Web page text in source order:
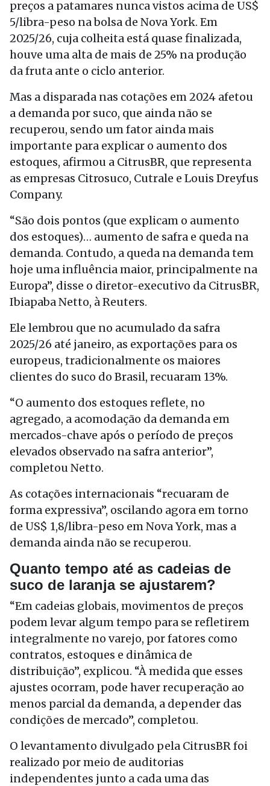
preços a patamares nunca vistos acima de US$
5/libra-peso na bolsa de Nova York. Em
2025/26, cuja colheita está quase finalizada,
houve uma alta de mais de 25% na produção
da fruta ante o ciclo anterior.
Mas a disparada nas cotações em 2024 afetou
a demanda por suco, que ainda não se
recuperou, sendo um fator ainda mais
importante para explicar o aumento dos
estoques, afirmou a CitrusBR, que representa
as empresas Citrosuco, Cutrale e Louis Dreyfus
Company.
“São dois pontos (que explicam o aumento
dos estoques)… aumento de safra e queda na
demanda. Contudo, a queda na demanda tem
hoje uma influência maior, principalmente na
Europa”, disse o diretor-executivo da CitrusBR,
Ibiapaba Netto, à Reuters.
Ele lembrou que no acumulado da safra
2025/26 até janeiro, as exportações para os
europeus, tradicionalmente os maiores
clientes do suco do Brasil, recuaram 13%.
“O aumento dos estoques reflete, no
agregado, a acomodação da demanda em
mercados-chave após o período de preços
elevados observado na safra anterior”,
completou Netto.
As cotações internacionais “recuaram de
forma expressiva”, oscilando agora em torno
de US$ 1,8/libra-peso em Nova York, mas a
demanda ainda não se recuperou.
Quanto tempo até as cadeias de
suco de laranja se ajustarem?
“Em cadeias globais, movimentos de preços
podem levar algum tempo para se refletirem
integralmente no varejo, por fatores como
contratos, estoques e dinâmica de
distribuição”, explicou. “À medida que esses
ajustes ocorram, pode haver recuperação ao
menos parcial da demanda, a depender das
condições de mercado”, completou.
O levantamento divulgado pela CitrusBR foi
realizado por meio de auditorias
independentes junto a cada uma das